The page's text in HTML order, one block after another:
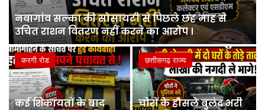
नवागांव सल्का की सोसायटी से पिछले छह माह से
उचित राशन वितरण नहीं करने का आरोप ।
करगी रोड
कई शिकायतों के बाद
छत्तीसगढ़ राज्य
चोरों के हौसले बुलंद भरी